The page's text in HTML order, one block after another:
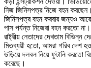
নিজ জিনিসপত্র নিজে বহন
জিনিসপত্র বহন করবার জন্যও
পাস পর্যন্ত নিজেরা বহন করতো
রাষ্ট্রীয় নেতাদের দেখতাম বিভিন্ন
মিতব্যয়ী হতো, আমরা গরিব দেশ
উড়িয়ে দলবল নিয়ে ফুটানি করতো
করেছে।